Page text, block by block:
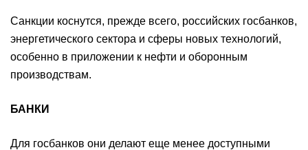
Санкции коснутся, прежде всего, российских госбанков,
энергетического сектора и сферы новых технологий,
особенно в приложении к нефти и оборонным
производствам.
БАНКИ
Для госбанков они делают еще менее доступными